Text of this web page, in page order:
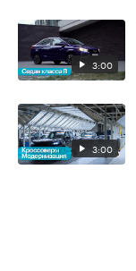
3:00
3:00